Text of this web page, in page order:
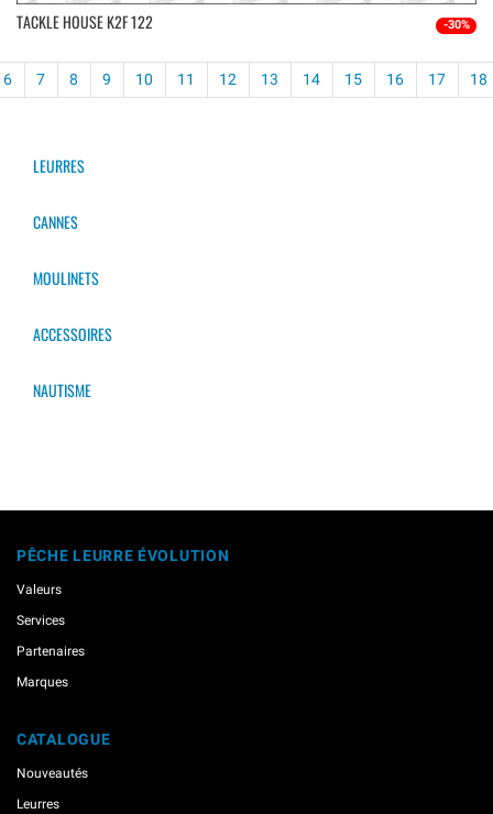
TACKLE HOUSE K2F 122 -30%
6 7 8 9 10 11 12 13 14 15 16 17 18
LEURRES
CANNES
MOULINETS
ACCESSOIRES
NAUTISME
PÊCHE LEURRE ÉVOLUTION
Valeurs
Services
Partenaires
Marques
CATALOGUE
Nouveautés
Leurres